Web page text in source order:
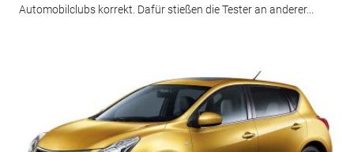
Automobilclubs korrekt. Dafür stießen die Tester an anderer...